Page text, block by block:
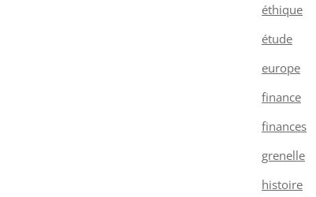
éthique
étude
europe
finance
finances
grenelle
histoire